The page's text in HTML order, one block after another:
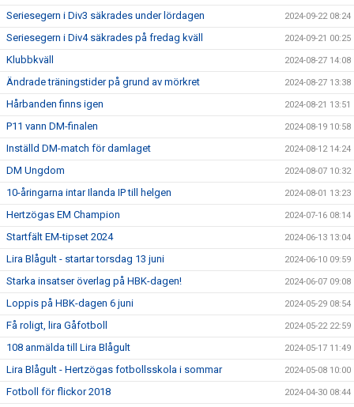
Seriesegern i Div3 säkrades under lördagen 2024-09-22 08:24
Seriesegern i Div4 säkrades på fredag kväll 2024-09-21 00:25
Klubbkväll 2024-08-27 14:08
Ändrade träningstider på grund av mörkret 2024-08-27 13:38
Hårbanden finns igen 2024-08-21 13:51
P11 vann DM-finalen 2024-08-19 10:58
Inställd DM-match för damlaget 2024-08-12 14:24
DM Ungdom 2024-08-07 10:32
10-åringarna intar Ilanda IP till helgen 2024-08-01 13:23
Hertzögas EM Champion 2024-07-16 08:14
Startfält EM-tipset 2024 2024-06-13 13:04
Lira Blågult - startar torsdag 13 juni 2024-06-10 09:59
Starka insatser överlag på HBK-dagen! 2024-06-07 09:08
Loppis på HBK-dagen 6 juni 2024-05-29 08:54
Få roligt, lira Gåfotboll 2024-05-22 22:59
108 anmälda till Lira Blågult 2024-05-17 11:49
Lira Blågult - Hertzögas fotbollsskola i sommar 2024-05-08 10:00
Fotboll för flickor 2018 2024-04-30 08:44